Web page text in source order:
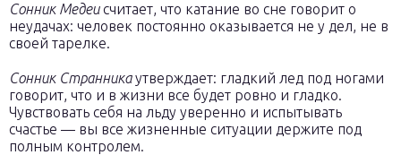
Сонник Медеисчитает, что катание во сне говорит о
неудачах: человек постоянно оказывается не у дел, не в
своей тарелке.
Сонник Странникаутверждает: гладкий лед под ногами
говорит, что и в жизни все будет ровно и гладко.
Чувствовать себя на льду уверенно и испытывать
счастье — вы все жизненные ситуации держите под
полным контролем.